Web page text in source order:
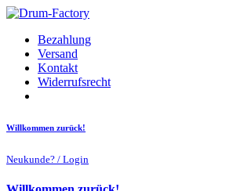
Bezahlung
Versand
Kontakt
Widerrufsrecht
Willkommen zurück!
Neukunde? / Login